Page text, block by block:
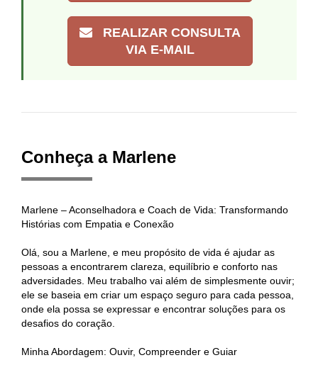
REALIZAR CONSULTA
VIA E-MAIL
Conheça a Marlene
Marlene – Aconselhadora e Coach de Vida: Transformando
Histórias com Empatia e Conexão
Olá, sou a Marlene, e meu propósito de vida é ajudar as
pessoas a encontrarem clareza, equilíbrio e conforto nas
adversidades. Meu trabalho vai além de simplesmente ouvir;
ele se baseia em criar um espaço seguro para cada pessoa,
onde ela possa se expressar e encontrar soluções para os
desafios do coração.
Minha Abordagem: Ouvir, Compreender e Guiar